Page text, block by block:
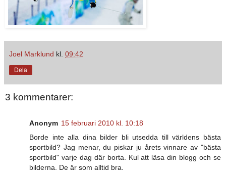
Joel Marklund kl. 09:42
Dela
3 kommentarer:
Anonym 15 februari 2010 kl. 10:18
Borde inte alla dina bilder bli utsedda till världens bästa
sportbild? Jag menar, du piskar ju årets vinnare av "bästa
sportbild" varje dag där borta. Kul att läsa din blogg och se
bilderna. De är som alltid bra.